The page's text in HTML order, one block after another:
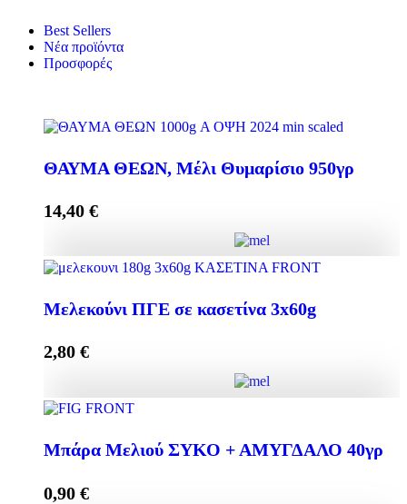
Best Sellers
Νέα προϊόντα
Προσφορές
ΘΑΥΜΑ ΘΕΩΝ, Μέλι Θυμαρίσιο 950γρ
14,40 €
Μελεκούνι ΠΓΕ σε κασετίνα 3x60g
2,80 €
Μπάρα Μελιού ΣΥΚΟ + ΑΜΥΓΔΑΛΟ 40γρ
0,90 €